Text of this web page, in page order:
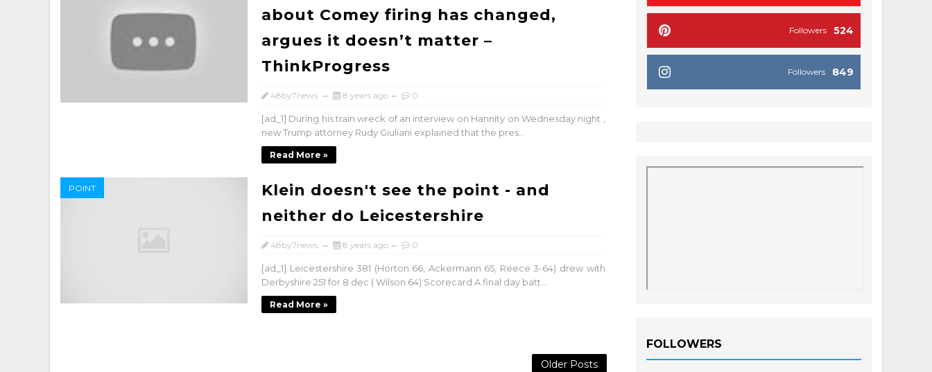
about Comey firing has changed,
argues it doesn’t matter –
ThinkProgress
48by7news 8 years ago 0
[ad_1] During his train wreck of an interview on Hannity on Wednesday night ,
new Trump attorney Rudy Giuliani explained that the pres...
Read More »
POINT
Klein doesn't see the point - and
neither do Leicestershire
48by7news 8 years ago 0
[ad_1] Leicestershire 381 (Horton 66, Ackermann 65, Reece 3-64) drew with
Derbyshire 251 for 8 dec ( Wilson 64) Scorecard A final day batt...
Read More »
Older Posts
524
Followers
849
Followers
FOLLOWERS